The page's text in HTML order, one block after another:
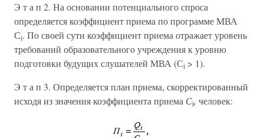
Э т а п 2. На основании потенциального спроса
определяется коэффициент приема по программе МВА
Сi. По своей сути коэффициент приема отражает уровень
требований образовательного учреждения к уровню
подготовки будущих слушателей МВА (Сi > 1).
Э т а п 3. Определяется план приема, скорректированный
исходя из значения коэффициента приема Сi, человек: